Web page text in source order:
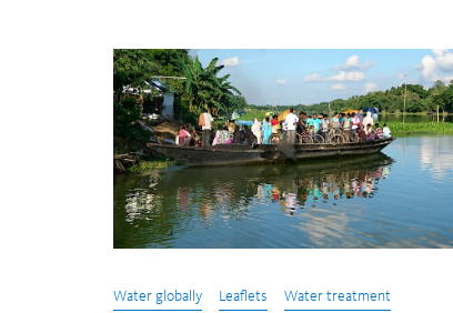
Water globally Leaflets Water treatment